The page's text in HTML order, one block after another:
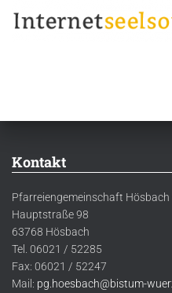
Kontakt
Pfarreiengemeinschaft
Hauptstraße 98
63768 Hösbach
Tel. 06021 / 52285
Fax: 06021 / 52247
Mail: pg.hoesbach@bistum-